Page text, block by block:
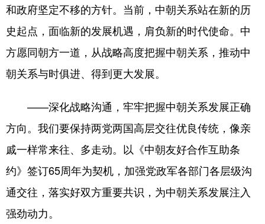
和政府坚定不移的方针。当前，中朝关系站在新的历
史起点，面临新的发展机遇，肩负新的时代使命。中
方愿同朝方一道，从战略高度把握中朝关系，推动中
朝关系与时俱进、得到更大发展。
——深化战略沟通，牢牢把握中朝关系发展正确
方向。我们要保持两党两国高层交往优良传统，像亲
戚一样常来往、多走动。以《中朝友好合作互助条
约》签订65周年为契机，加强党政军各部门各层级沟
通交往，落实好双方重要共识，为中朝关系发展注入
强劲动力。